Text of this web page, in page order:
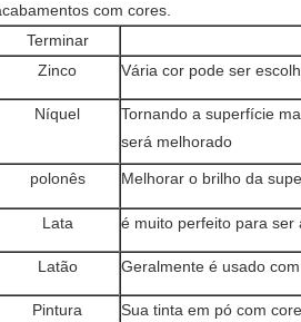
com cores.
Terminar
Zinco
Vária cor pode ser
Níquel
Tornando a superfície
será melhorado
polonês Melhorar o brilho da
Lata é muito perfeito para ser
Latão Geralmente é usado
Pintura Sua tinta em pó com